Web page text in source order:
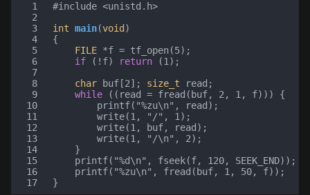
1
2
3
4
5
6
7
8
9
10
11
12
13
14
15
16
17
#include <unistd.h>
int main(void )
{
FILE *f = tf_open(5);
if
( ! f) return (1 );
char
buf [2]; size_t read ;
while
(( read = fread ( buf, 2 , 1 , f)))
{
printf( "%zu\n" , read );
write(1 , "/" , 1 );
write(1 , buf, read );
write(1 , "/\n" , 2);
}
printf( "%d\n" , fseek(f, 120, SEEK_END));
printf( "%zu\n" , fread ( buf, 1 , 50, f));
}